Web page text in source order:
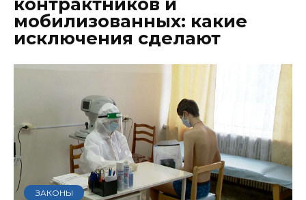
мобилизованных: какие
исключения сделают
ЗАКОНЫ